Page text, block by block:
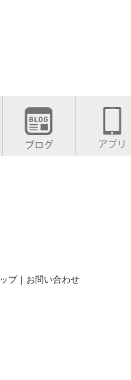
プ｜ お問い合わせ